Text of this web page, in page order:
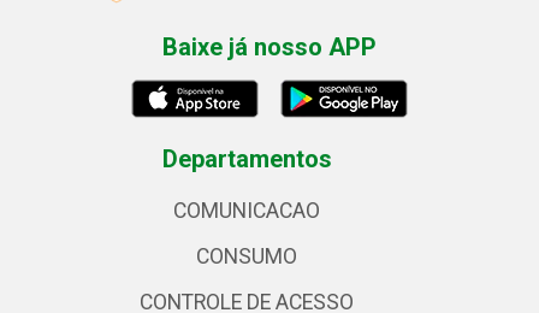
Baixe já nosso APP
Departamentos
COMUNICACAO
CONSUMO
CONTROLE DE ACESSO